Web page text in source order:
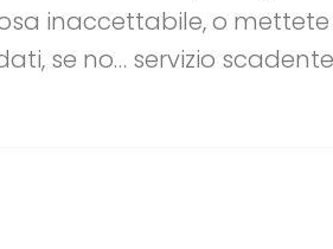
inaccettabile, o
se no… servizio